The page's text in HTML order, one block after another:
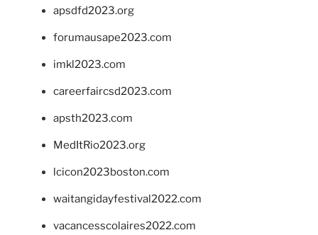
apsdfd2023.org
forumausape2023.com
imkl2023.com
careerfaircsd2023.com
apsth2023.com
MedItRio2023.org
lcicon2023boston.com
waitangidayfestival2022.com
vacancesscolaires2022.com